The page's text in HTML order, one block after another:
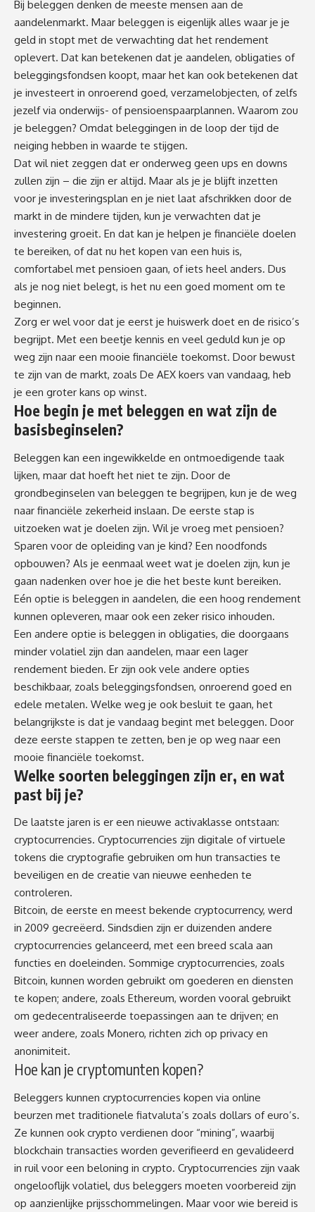
Bij beleggen denken de meeste mensen aan de
aandelenmarkt. Maar beleggen is eigenlijk alles waar je je
geld in stopt met de verwachting dat het rendement
oplevert. Dat kan betekenen dat je aandelen, obligaties of
beleggingsfondsen koopt, maar het kan ook betekenen dat
je investeert in onroerend goed, verzamelobjecten, of zelfs
jezelf via onderwijs- of pensioenspaarplannen. Waarom zou
je beleggen? Omdat beleggingen in de loop der tijd de
neiging hebben in waarde te stijgen.
Dat wil niet zeggen dat er onderweg geen ups en downs
zullen zijn – die zijn er altijd. Maar als je je blijft inzetten
voor je investeringsplan en je niet laat afschrikken door de
markt in de mindere tijden, kun je verwachten dat je
investering groeit. En dat kan je helpen je financiële doelen
te bereiken, of dat nu het kopen van een huis is,
comfortabel met pensioen gaan, of iets heel anders. Dus
als je nog niet belegt, is het nu een goed moment om te
beginnen.
Zorg er wel voor dat je eerst je huiswerk doet en de risico’s
begrijpt. Met een beetje kennis en veel geduld kun je op
weg zijn naar een mooie financiële toekomst. Door bewust
te zijn van de markt, zoals De AEX koers van vandaag, heb
je een groter kans op winst.
Hoe begin je met beleggen en wat zijn de
basisbeginselen?
Beleggen kan een ingewikkelde en ontmoedigende taak
lijken, maar dat hoeft het niet te zijn. Door de
grondbeginselen van beleggen te begrijpen, kun je de weg
naar financiële zekerheid inslaan. De eerste stap is
uitzoeken wat je doelen zijn. Wil je vroeg met pensioen?
Sparen voor de opleiding van je kind? Een noodfonds
opbouwen? Als je eenmaal weet wat je doelen zijn, kun je
gaan nadenken over hoe je die het beste kunt bereiken.
Eén optie is beleggen in aandelen, die een hoog rendement
kunnen opleveren, maar ook een zeker risico inhouden.
Een andere optie is beleggen in obligaties, die doorgaans
minder volatiel zijn dan aandelen, maar een lager
rendement bieden. Er zijn ook vele andere opties
beschikbaar, zoals beleggingsfondsen, onroerend goed en
edele metalen. Welke weg je ook besluit te gaan, het
belangrijkste is dat je vandaag begint met beleggen. Door
deze eerste stappen te zetten, ben je op weg naar een
mooie financiële toekomst.
Welke soorten beleggingen zijn er, en wat
past bij je?
De laatste jaren is er een nieuwe activaklasse ontstaan:
cryptocurrencies. Cryptocurrencies zijn digitale of virtuele
tokens die cryptografie gebruiken om hun transacties te
beveiligen en de creatie van nieuwe eenheden te
controleren.
Bitcoin, de eerste en meest bekende cryptocurrency, werd
in 2009 gecreëerd. Sindsdien zijn er duizenden andere
cryptocurrencies gelanceerd, met een breed scala aan
functies en doeleinden. Sommige cryptocurrencies, zoals
Bitcoin, kunnen worden gebruikt om goederen en diensten
te kopen; andere, zoals Ethereum, worden vooral gebruikt
om gedecentraliseerde toepassingen aan te drijven; en
weer andere, zoals Monero, richten zich op privacy en
anonimiteit.
Hoe kan je cryptomunten kopen?
Beleggers kunnen cryptocurrencies kopen via online
beurzen met traditionele fiatvaluta’s zoals dollars of euro’s.
Ze kunnen ook crypto verdienen door “mining”, waarbij
blockchain transacties worden geverifieerd en gevalideerd
in ruil voor een beloning in crypto. Cryptocurrencies zijn vaak
ongelooflijk volatiel, dus beleggers moeten voorbereid zijn
op aanzienlijke prijsschommelingen. Maar voor wie bereid is